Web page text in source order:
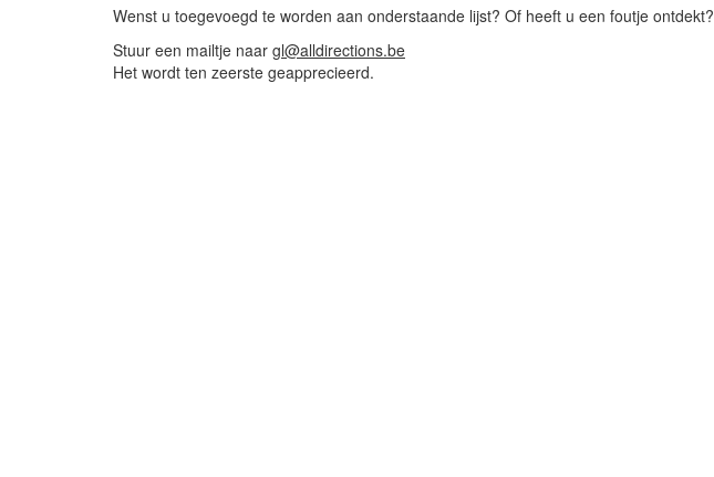
Wenst u toegevoegd te worden aan onderstaande lijst? Of heeft u een foutje ontdekt?
Stuur een mailtje naar gl@alldirections.be
Het wordt ten zeerste geapprecieerd.